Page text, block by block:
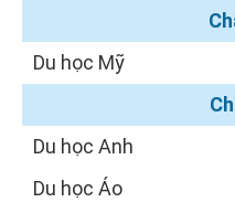
Du học Mỹ
Du học Anh
Du học Áo